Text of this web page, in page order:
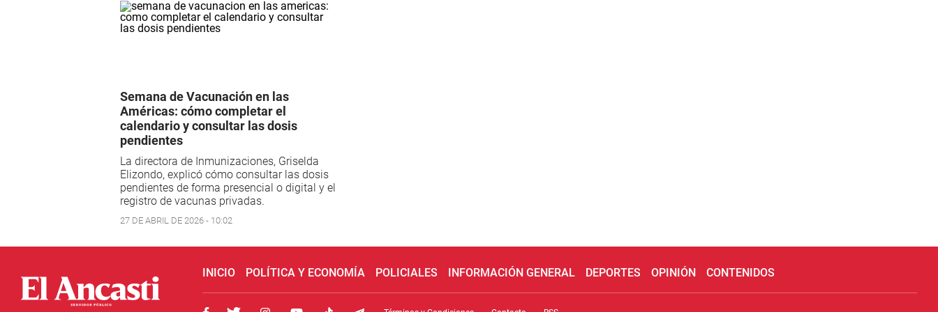
Semana de Vacunación en las
Américas: cómo completar el
calendario y consultar las dosis
pendientes
La directora de Inmunizaciones, Griselda
Elizondo, explicó cómo consultar las dosis
pendientes de forma presencial o digital y el
registro de vacunas privadas.
27 DE ABRIL DE 2026 - 10:02
INICIO POLÍTICA Y ECONOMÍA POLICIALES INFORMACIÓN GENERAL DEPORTES OPINIÓN CONTENIDOS